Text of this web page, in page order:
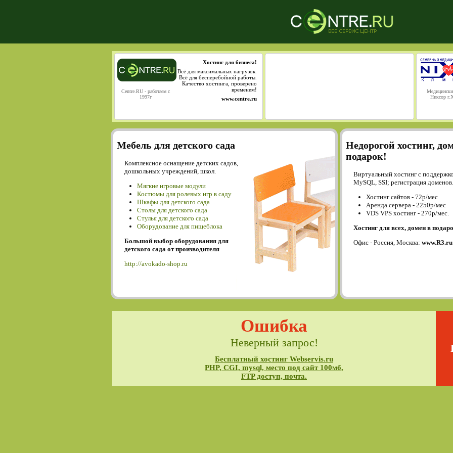
Centre.RU - работаем с
1997г
Хостинг для бизнеса!
Всё для максимальных нагрузок.
Всё для бесперебойной работы.
Качество хостинга, проверено
временем!
www.centre.ru
Никсор
Мебель для детского сада
Комплексное оснащение детских садов,
дошкольных учреждений, школ.
Мягкие игровые модули
Костюмы для ролевых игр в саду
Шкафы для детского сада
Столы для детского сада
Cтулья для детского сада
Оборудование для пищеблока
Большой выбор оборудования для
детского сада от производителя
http://avokado-shop.ru
Недорогой хостинг,
подарок!
Виртуальный хостинг с
MySQL, SSI; регистрация доменов.
Хостинг сайтов - 72р/мес
Аренда сервера - 2250р/мес
VDS VPS хостинг - 270р/мес.
Хостинг для всех, домен в
Офис - Россия, Москва: www.R3.ru
Ошибка
Неверный запрос!
Бесплатный хостинг Webservis.ru
PHP, CGI, mysql, место под сайт 100мб,
FTP доступ, почта.